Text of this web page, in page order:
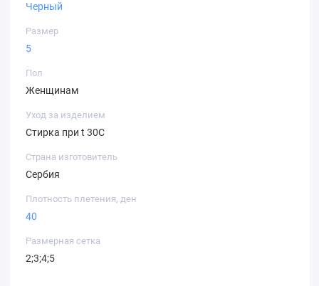
Черный
Размер
5
Пол
Женщинам
Уход за изделием
Стирка при t 30С
Страна изготовитель
Сербия
Плотность плетения, ден
40
Размерная сетка
2;3;4;5